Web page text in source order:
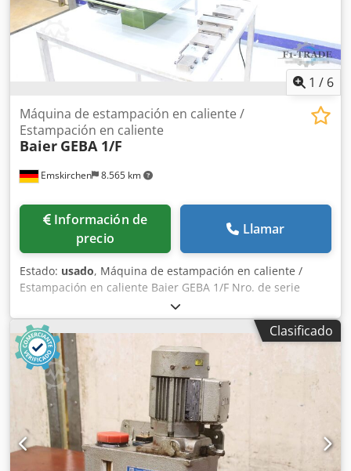
1 / 6
Emskirchen 8.565 km
Máquina de estampación en caliente /
Estampación en caliente
Baier GEBA 1/F
Información de
precio
Llamar
Estado: usado, Máquina de estampación en caliente /
Estampación en caliente Baier GEBA 1/F Nro. de serie
24013 Presión máxima 600 kg Chedpfxov Al Ugo Aprja Área
de relieve / Tamaño de relieve máx. 100 x 130 mm Muy
buen estado Inspección de video en línea por WhatsApp -
MS Zoom - Telegram En stock Emskirchen/Nürnberg -
Disponible de inmediato - Se puede probar
Clasificado